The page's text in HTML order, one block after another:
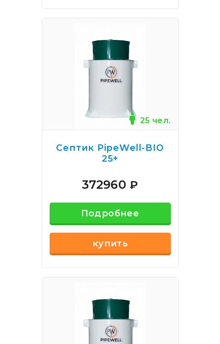
25 чел.
Септик PipeWell-BIO
25+
372960₽
Подробнее
купить